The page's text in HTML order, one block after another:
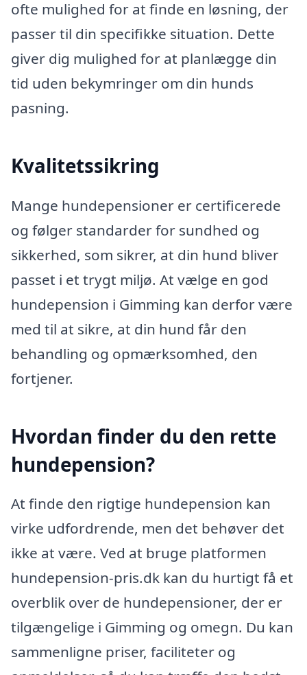
ofte mulighed for at finde en løsning, der
passer til din specifikke situation. Dette
giver dig mulighed for at planlægge din
tid uden bekymringer om din hunds
pasning.
Kvalitetssikring
Mange hundepensioner er certificerede
og følger standarder for sundhed og
sikkerhed, som sikrer, at din hund bliver
passet i et trygt miljø. At vælge en god
hundepension i Gimming kan derfor være
med til at sikre, at din hund får den
behandling og opmærksomhed, den
fortjener.
Hvordan finder du den rette
hundepension?
At finde den rigtige hundepension kan
virke udfordrende, men det behøver det
ikke at være. Ved at bruge platformen
hundepension-pris.dk kan du hurtigt få et
overblik over de hundepensioner, der er
tilgængelige i Gimming og omegn. Du kan
sammenligne priser, faciliteter og